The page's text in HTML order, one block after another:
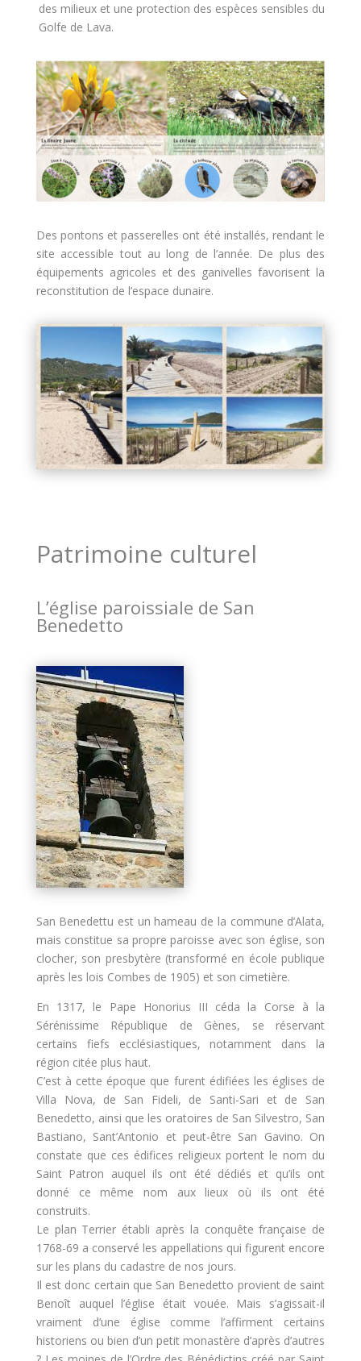
des milieux et une protection des espèces sensibles du
Golfe de Lava.
Des pontons et passerelles ont été installés, rendant le
site accessible tout au long de l’année. De plus des
équipements agricoles et des ganivelles favorisent la
reconstitution de l’espace dunaire.
Patrimoine culturel
L’église paroissiale de San
Benedetto
San Benedettu est un hameau de la commune d’Alata,
mais constitue sa propre paroisse avec son église, son
clocher, son presbytère (transformé en école publique
après les lois Combes de 1905) et son cimetière.
En 1317, le Pape Honorius III céda la Corse à la
Sérénissime République de Gènes, se réservant
certains fiefs ecclésiastiques, notamment dans la
région citée plus haut.
C’est à cette époque que furent édifiées les églises de
Villa Nova, de San Fideli, de Santi-Sari et de San
Benedetto, ainsi que les oratoires de San Silvestro, San
Bastiano, Sant’Antonio et peut-être San Gavino. On
constate que ces édifices religieux portent le nom du
Saint Patron auquel ils ont été dédiés et qu’ils ont
donné ce même nom aux lieux où ils ont été
construits.
Le plan Terrier établi après la conquête française de
1768-69 a conservé les appellations qui figurent encore
sur les plans du cadastre de nos jours.
Il est donc certain que San Benedetto provient de saint
Benoît auquel l’église était vouée. Mais s’agissait-il
vraiment d’une église comme l’affirment certains
historiens ou bien d’un petit monastère d’après d’autres